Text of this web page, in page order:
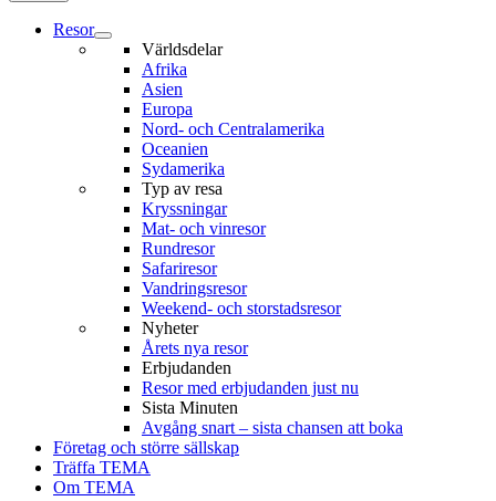
Resor
Världsdelar
Afrika
Asien
Europa
Nord- och Centralamerika
Oceanien
Sydamerika
Typ av resa
Kryssningar
Mat- och vinresor
Rundresor
Safariresor
Vandringsresor
Weekend- och storstadsresor
Nyheter
Årets nya resor
Erbjudanden
Resor med erbjudanden just nu
Sista Minuten
Avgång snart – sista chansen att boka
Företag och större sällskap
Träffa TEMA
Om TEMA